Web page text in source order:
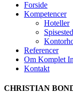
Forside
Kompetencer
Hoteller
Referencer
Om Komplet
Kontakt
CHRISTIAN